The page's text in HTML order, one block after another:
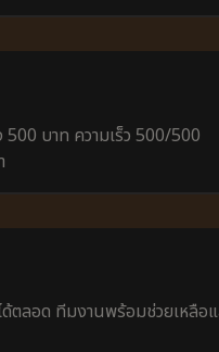
500 บาท ความเร็ว 500/500
ลอด ทีมงานพร้อมช่วยเหลือแ